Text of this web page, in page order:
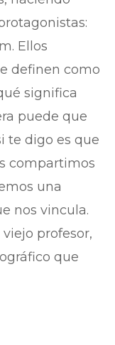
Ellos
definen como
significa
puede que
te digo es que
compartimos
una
nos vincula.
profesor,
que